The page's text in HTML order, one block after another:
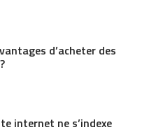
d’acheter des
internet ne s’indexe